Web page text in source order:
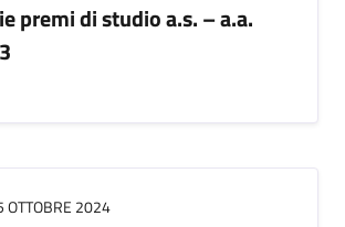
premi di studio a.s. – a.a.
OTTOBRE 2024